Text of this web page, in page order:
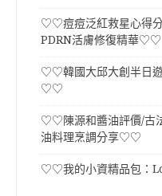
♡♡痘痘泛紅救星心得
PDRN活膚修復精華♡♡
♡♡韓國大邱大創半日
♡♡
♡♡陳源和醬油評價/古
油料理烹調分享♡♡
♡♡我的小資精品包：